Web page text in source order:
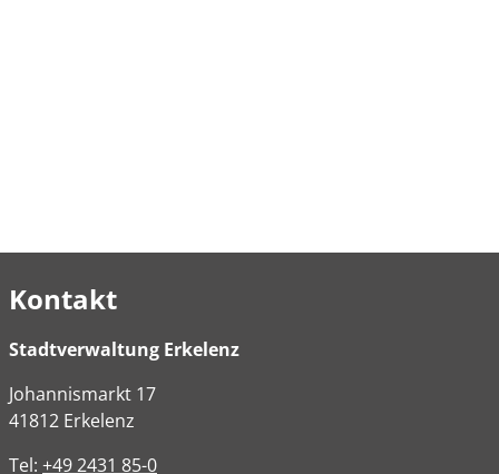
Kontakt
Stadtverwaltung Erkelenz
Johannismarkt 17
41812 Erkelenz
Tel: +49 2431 85-0